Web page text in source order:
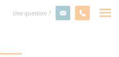
Une question ?